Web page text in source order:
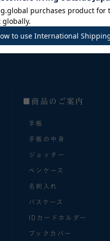
■商品のご案内
手帳
手帳の中身
ジョッター
ペンケース
名刺入れ
パスケース
IDカードホルダー
ブックカバー